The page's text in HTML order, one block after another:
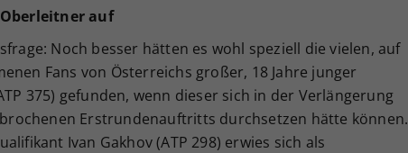
auf
Noch besser hätten es wohl speziell die vielen, auf
Fans von Österreichs großer, 18 Jahre junger
375) gefunden, wenn dieser sich in der Verlängerung
Erstrundenauftritts durchsetzen hätte können.
Ivan Gakhov (ATP 298) erwies sich als